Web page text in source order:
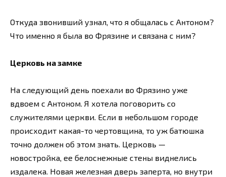
Откуда звонивший узнал, что я общалась с Антоном?
Что именно я была во Фрязине и связана с ним?
Церковь на замке
На следующий день поехали во Фрязино уже
вдвоем с Антоном. Я хотела поговорить со
служителями церкви. Если в небольшом городе
происходит какая-то чертовщина, то уж батюшка
точно должен об этом знать. Церковь —
новостройка, ее белоснежные стены виднелись
издалека. Новая железная дверь заперта, но внутри